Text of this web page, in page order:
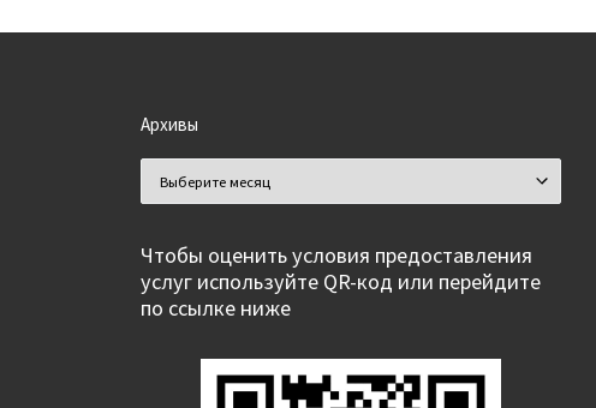
Архивы
Чтобы оценить условия предоставления
услуг используйте QR-код или перейдите
по ссылке ниже